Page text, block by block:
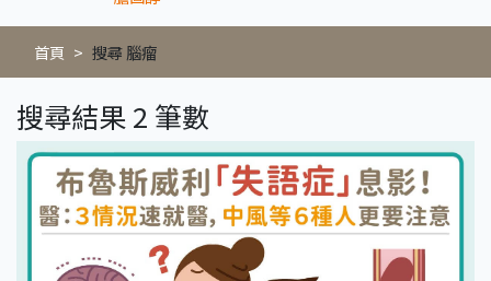
首頁 搜尋 腦瘤
搜尋結果 2 筆數